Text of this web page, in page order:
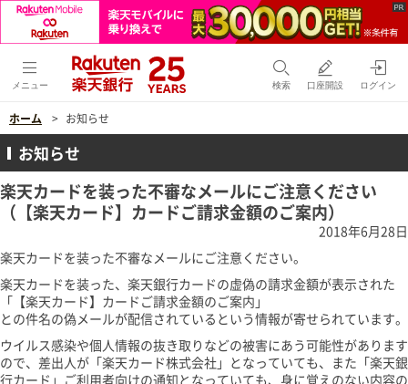
メニュー 検索 口座開設 ログイン
ホーム お知らせ
お知らせ
楽天カードを装った不審なメールにご注意ください
（【楽天カード】カードご請求金額のご案内）
2018年6月28日
楽天カードを装った不審なメールにご注意ください。
楽天カードを装った、楽天銀行カードの虚偽の請求金額が表示された
「【楽天カード】カードご請求金額のご案内」
との件名の偽メールが配信されているという情報が寄せられています。
ウイルス感染や個人情報の抜き取りなどの被害にあう可能性があります
ので、差出人が「楽天カード株式会社」となっていても、また「楽天銀
行カード」ご利用者向けの通知となっていても、身に覚えのない内容の